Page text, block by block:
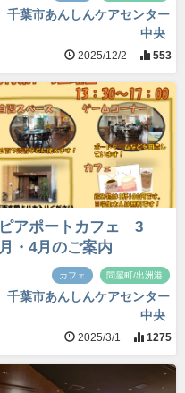
千葉市あんしんケアセンター
中央
2025/12/2 553
ピアポートカフェ 3
月・4月のご案内
カフェ 問屋町/出洲港
千葉市あんしんケアセンター
中央
2025/3/1 1275